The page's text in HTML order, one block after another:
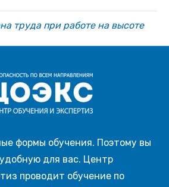
труда при работе на высоте
формы обучения. Поэтому вы
для вас. Центр
проводит обучение по